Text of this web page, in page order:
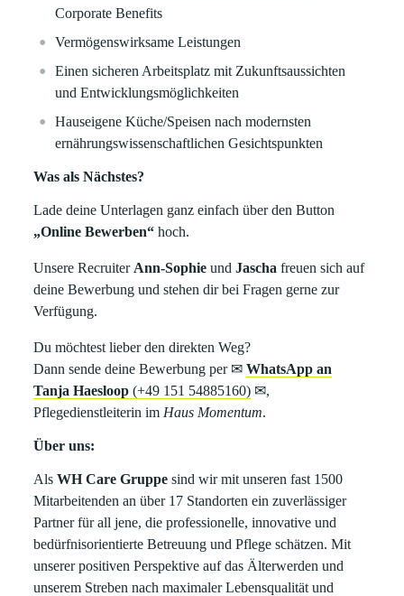
Corporate Benefits
Vermögenswirksame Leistungen
Einen sicheren Arbeitsplatz mit Zukunftsaussichten
und Entwicklungsmöglichkeiten
Hauseigene Küche/Speisen nach modernsten
ernährungswissenschaftlichen Gesichtspunkten
Was als Nächstes?
Lade deine Unterlagen ganz einfach über den Button
„Online Bewerben“ hoch.
Unsere Recruiter Ann-Sophie undJascha freuen sich auf
deine Bewerbung und stehen dir bei Fragen gerne zur
Verfügung.
Du möchtest lieber den direkten Weg?
Dann sende deine Bewerbung per ✉ WhatsApp an
Tanja Haesloop(+49 151 54885160) ✉,
Pflegedienstleiterin im Haus Momentum.
Über uns:
AlsWH Care Gruppesind wir mit unseren fast 1500
Mitarbeitenden an über 17 Standorten ein zuverlässiger
Partner für all jene, die professionelle, innovative und
bedürfnisorientierte Betreuung und Pflege schätzen. Mit
unserer positiven Perspektive auf das Älterwerden und
unserem Streben nach maximaler Lebensqualität und